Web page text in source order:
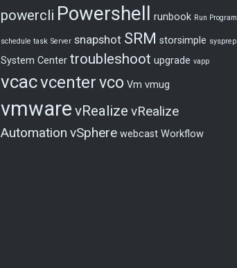
powercli Powershell runbook Run Program
schedule task Server snapshot SRM storsimple sysprep
System Center troubleshoot upgrade vapp
vcacvcentervco Vm vmug
vmware vRealize vRealize
Automation vSphere webcast Workflow